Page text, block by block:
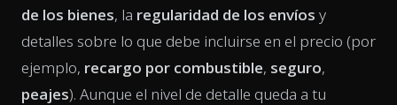
de los bienes, la regularidad de los envíos y
detalles sobre lo que debe incluirse en el precio (por
ejemplo, recargo por combustible, seguro,
peajes). Aunque el nivel de detalle queda a tu